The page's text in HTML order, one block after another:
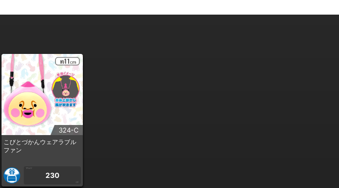
324-C
こびとづかんウェアラブル
ファン
1PLAY
230
CP